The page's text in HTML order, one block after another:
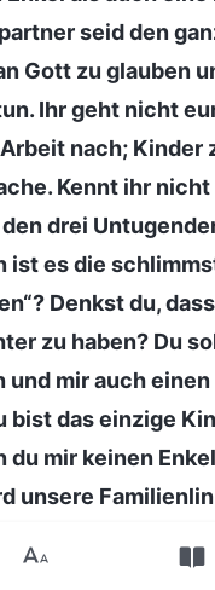
seid den
Gott zu glauben
Ihr geht nicht
nach; Kinder
Kennt ihr
den drei
ist es die
Denkst du,
zu haben? Du
und mir auch
bist das einzige
du mir keinen
unsere
mit mir endet,